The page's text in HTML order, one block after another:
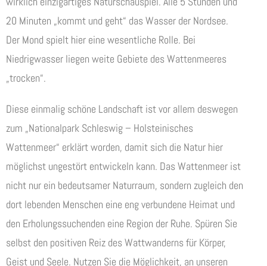
20 Minuten „kommt und geht“ das Wasser der Nordsee.
Der Mond spielt hier eine wesentliche Rolle. Bei
Niedrigwasser liegen weite Gebiete des Wattenmeeres
„trocken“.
Diese einmalig schöne Landschaft ist vor allem deswegen
zum „Nationalpark Schleswig – Holsteinisches
Wattenmeer“ erklärt worden, damit sich die Natur hier
möglichst ungestört entwickeln kann. Das Wattenmeer ist
nicht nur ein bedeutsamer Naturraum, sondern zugleich den
dort lebenden Menschen eine eng verbundene Heimat und
den Erholungssuchenden eine Region der Ruhe. Spüren Sie
selbst den positiven Reiz des Wattwanderns für Körper,
Geist und Seele. Nutzen Sie die Möglichkeit, an unseren